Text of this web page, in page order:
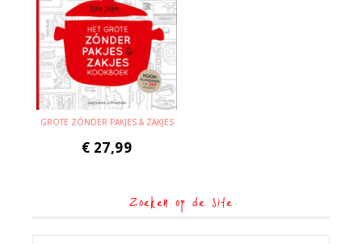
GROTE ZÓNDER PAKJES & ZAKJES
€ 27,99
Zoeken op de site